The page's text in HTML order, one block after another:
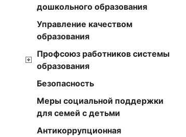
дошкольного образования
Управление качеством
образования
Профсоюз работников системы
образования
Безопасность
Меры социальной поддержки
для семей с детьми
Антикоррупционная